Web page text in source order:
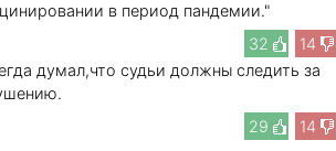
в период пандемии."
32
14
думал,что судьи должны следить за
29
14